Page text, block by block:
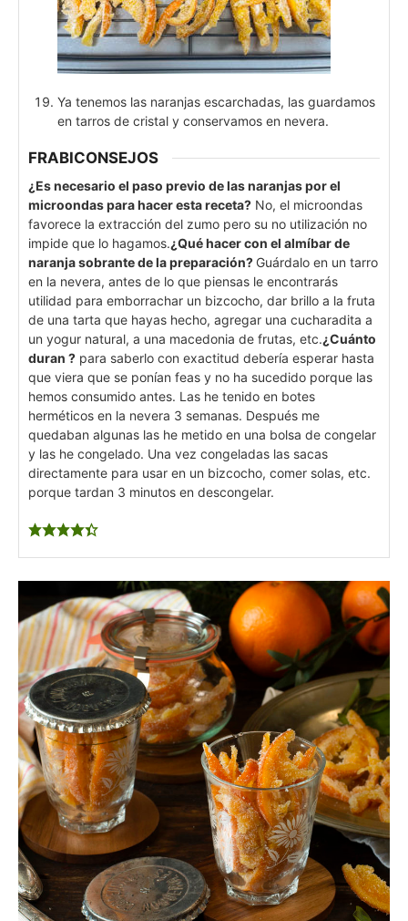
Ya tenemos las naranjas escarchadas, las guardamos
en tarros de cristal y conservamos en nevera.
FRABICONSEJOS
¿Es necesario el paso previo de las naranjas por el
microondas para hacer esta receta? No, el microondas
favorece la extracción del zumo pero su no utilización no
impide que lo hagamos.¿Qué hacer con el almíbar de
naranja sobrante de la preparación? Guárdalo en un tarro
en la nevera, antes de lo que piensas le encontrarás
utilidad para emborrachar un bizcocho, dar brillo a la fruta
de una tarta que hayas hecho, agregar una cucharadita a
un yogur natural, a una macedonia de frutas, etc.¿Cuánto
duran ? para saberlo con exactitud debería esperar hasta
que viera que se ponían feas y no ha sucedido porque las
hemos consumido antes. Las he tenido en botes
herméticos en la nevera 3 semanas. Después me
quedaban algunas las he metido en una bolsa de congelar
y las he congelado. Una vez congeladas las sacas
directamente para usar en un bizcocho, comer solas, etc.
porque tardan 3 minutos en descongelar.